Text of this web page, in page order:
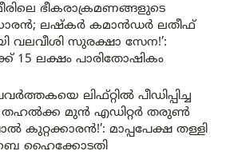
ഭീകരാക്രമണങ്ങളുടെ
ലഷ്കർ കമാൻഡർ ലതീഫ്
വലവീശി സുരക്ഷാ സേന!’:
15 ലക്ഷം പാരിതോഷികം
ലിഫ്റ്റിൽ പീഡിപ്പിച്ച
മുൻ എഡിറ്റർ തരുൺ
കുറ്റക്കാരൻ!’: മാപ്പപേക്ഷ തള്ളി
ഹൈക്കോടതി